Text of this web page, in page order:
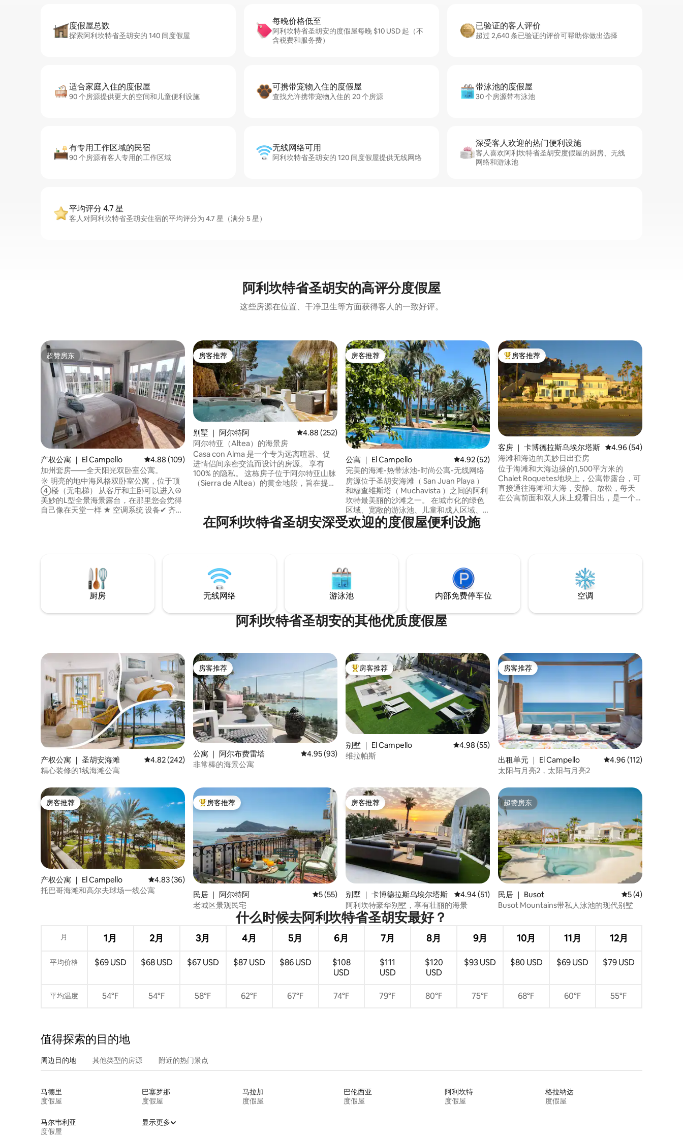
度假屋总数
探索阿利坎特省圣胡安的 140 间度假屋
每晚价格低至
阿利坎特省圣胡安的度假屋每晚 $10 USD 起（不
含税费和服务费）
已验证的客人评价
超过 2,640 条已验证的评价可帮助你做出选择
适合家庭入住的度假屋
90 个房源提供更大的空间和儿童便利设施
可携带宠物入住的度假屋
查找允许携带宠物入住的 20 个房源
带泳池的度假屋
30 个房源带有泳池
有专用工作区域的民宿
90 个房源有客人专用的工作区域
无线网络可用
阿利坎特省圣胡安的 120 间度假屋提供无线网络
深受客人欢迎的热门便利设施
客人喜欢阿利坎特省圣胡安度假屋的厨房、无线
网络和游泳池
平均评分 4.7 星
客人对阿利坎特省圣胡安住宿的平均评分为 4.7 星（满分 5 星）
阿利坎特省圣胡安的高评分度假屋
这些房源在位置、干净卫生等方面获得客人的一致好评。
超赞房东
超赞房东
产权公寓 ｜ El Campello 平均评分 4.88 分（满分 5 分），共 109 条评价
4.88 (109)
加州套房——全天阳光双卧室公寓。
☼ 明亮的地中海风格双卧室公寓，位于顶
➃楼（无电梯） 从客厅和主卧可以进入☮
美妙的L型全景海景露台，在那里您会觉得
自己像在天堂一样 ★ 空调系统 设备✔ 齐全
坎贝罗仅➪步行 5 分钟
房客推荐
房客推荐
别墅 ｜ 阿尔特阿 平均评分 4.88 分（满分 5 分），共 252 条评价
4.88 (252)
阿尔特亚（Altea）的海景房
Casa con Alma 是一个专为远离喧嚣、促
进情侣间亲密交流而设计的房源。 享有
100% 的隐私。 这栋房子位于阿尔特亚山脉
（Sierra de Altea）的黄金地段，旨在提供
并在露天下的私人热水浴缸中结束一天的
生活。 非常适合浪漫步
房客推荐
房客推荐
公寓 ｜ El Campello 平均评分 4.92 分（满分 5 分），共 52 条评价
4.92 (52)
完美的海滩-热带泳池-时尚公寓-无线网络
房源位于圣胡安海滩（ San Juan Playa ）
和穆查维斯塔（ Muchavista ）之间的阿利
坎特最美丽的沙滩之一。 在城市化的绿色
区域、宽敞的游泳池、儿童和成人区域、
网球场、多功能球场以及户外儿童游乐
场。 非常适合家庭+朋友入住。 • 泳池不加
热门「房客推荐」
房客推荐
客房 ｜ 卡博德拉斯乌埃尔塔斯 平均评分 4.96 分（满
4.96 (54)
海滩和海边的美妙日出套房
位于海滩和大海边缘的1,500平方米的
Chalet Roquetes地块上，公寓带露台，可
直接通往海滩和大海，安静、放松，每天
在公寓前面和双人床上观看日出，是一个
在阿利坎特省圣胡安深受欢迎的度假屋便利设施
厨房 无线网络 游泳池 内部免费停车位 空调
阿利坎特省圣胡安的其他优质度假屋
产权公寓 ｜ 圣胡安海滩 平均评分 4.82 分（满分 5 分），共 242 条评价
4.82 (242)
精心装修的1线海滩公寓
房客推荐
房客推荐
公寓 ｜ 阿尔布费雷塔 平均评分 4.95 分（满分 5 分），共 93 条评价
4.95 (93)
非常棒的海景公寓
热门「房客推荐」
房客推荐
别墅 ｜ El Campello 平均评分 4.98 分（满分 5 分），共 55 条评价
4.98 (55)
维拉帕斯
房客推荐
房客推荐
出租单元 ｜ El Campello 平均评分 4.96 分（满
4.96 (112)
太阳与月亮2，太阳与月亮2
房客推荐
房客推荐
产权公寓 ｜ El Campello 平均评分 4.83 分（满分 5 分），共 36 条评价
4.83 (36)
托巴哥海滩和高尔夫球场一线公寓
热门「房客推荐」
房客推荐
民居 ｜ 阿尔特阿 平均评分 5 分（满分 5 分），共 55 条评价
5 (55)
老城区景观民宅
房客推荐
房客推荐
别墅 ｜ 卡博德拉斯乌埃尔塔斯 平均评分 4.94 分（满分 5 分），共 51 条评价
4.94 (51)
阿利坎特豪华别墅，享有壮丽的海景
超赞房东
超赞房东
民居 ｜ Busot 平均评分 5 分（
5 (4)
Busot Mountains带私人泳池的现代别墅
什么时候去阿利坎特省圣胡安最好？
月 1月 2月 3月 4月 5月 6月 7月 8月 9月 10月 11月 12月
平均价格 $69 USD $68 USD $67 USD $87 USD $86 USD
$108
USD
$111
USD
$120
USD
$93 USD $80 USD $69 USD $79 USD
平均温度 54°F 54°F 58°F 62°F 67°F 74°F 79°F 80°F 75°F 68°F 60°F 55°F
值得探索的目的地
周边目的地 其他类型的房源 附近的热门景点
马德里
度假屋
巴塞罗那
度假屋
马拉加
度假屋
巴伦西亚
度假屋
阿利坎特
度假屋
格拉纳达
度假屋
马尔韦利亚
度假屋
显示更多